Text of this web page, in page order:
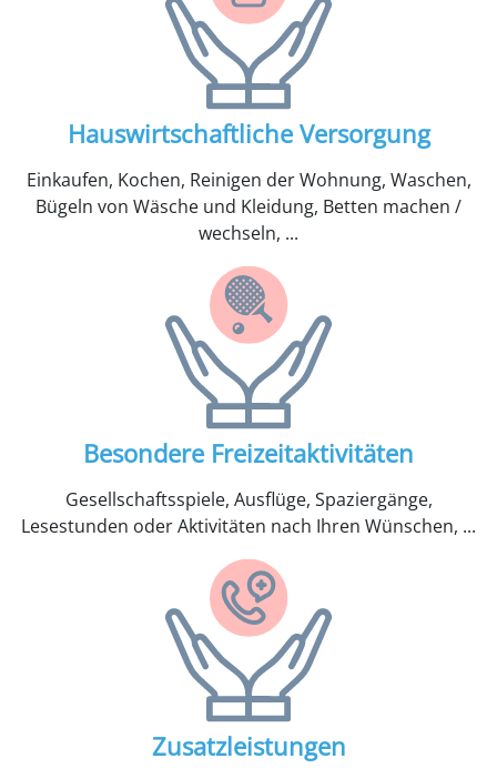
Hauswirtschaftliche Versorgung
Einkaufen, Kochen, Reinigen der Wohnung, Waschen,
Bügeln von Wäsche und Kleidung, Betten machen /
wechseln, ...
Besondere Freizeitaktivitäten
Gesellschaftsspiele, Ausflüge, Spaziergänge,
Lesestunden oder Aktivitäten nach Ihren Wünschen, ...
Zusatzleistungen